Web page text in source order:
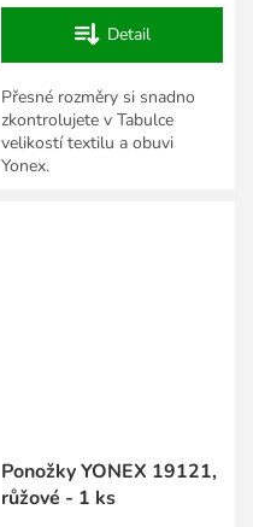
Detail
Přesné rozměry si snadno
zkontrolujete v Tabulce
velikostí textilu a obuvi
Yonex.
Ponožky YONEX 19121,
růžové - 1 ks